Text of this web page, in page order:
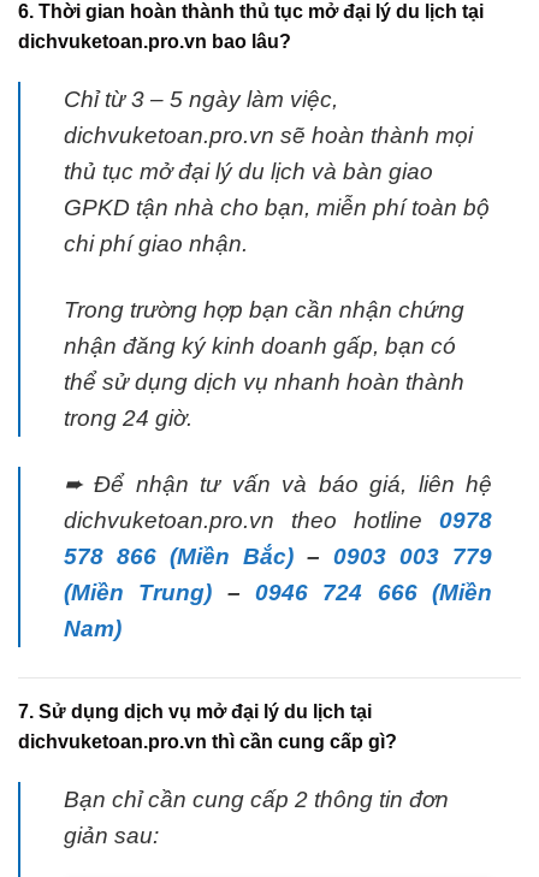
6. Thời gian hoàn thành thủ tục mở đại lý du lịch tại
dichvuketoan.pro.vn bao lâu?
Chỉ từ 3 – 5 ngày làm việc,
dichvuketoan.pro.vn sẽ hoàn thành mọi
thủ tục mở đại lý du lịch và bàn giao
GPKD tận nhà cho bạn, miễn phí toàn bộ
chi phí giao nhận.
Trong trường hợp bạn cần nhận chứng
nhận đăng ký kinh doanh gấp, bạn có
thể sử dụng dịch vụ nhanh hoàn thành
trong 24 giờ.
➨ Để nhận tư vấn và báo giá, liên hệ
dichvuketoan.pro.vn theo hotline 0978
578 866 (Miền Bắc) – 0903 003 779
(Miền Trung) –0946 724 666 (Miền
Nam)
7. Sử dụng dịch vụ mở đại lý du lịch tại
dichvuketoan.pro.vn thì cần cung cấp gì?
Bạn chỉ cần cung cấp 2 thông tin đơn
giản sau: